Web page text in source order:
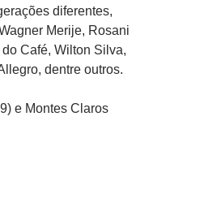
diferentes,
Merije, Rosani
Café, Wilton Silva,
dentre outros.
e Montes Claros